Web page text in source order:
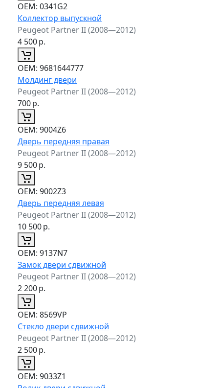
ОЕМ: 0341G2
Коллектор выпускной
Peugeot Partner II (2008—2012)
4 500р.
ОЕМ: 9681644777
Молдинг двери
Peugeot Partner II (2008—2012)
700р.
ОЕМ: 9004Z6
Дверь передняя правая
Peugeot Partner II (2008—2012)
9 500р.
ОЕМ: 9002Z3
Дверь передняя левая
Peugeot Partner II (2008—2012)
10 500р.
ОЕМ: 9137N7
Замок двери сдвижной
Peugeot Partner II (2008—2012)
2 200р.
ОЕМ: 8569VP
Стекло двери сдвижной
Peugeot Partner II (2008—2012)
2 500р.
ОЕМ: 9033Z1